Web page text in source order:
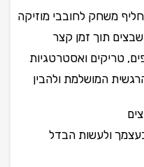
משחק לחובבי מוזיקה
תוך זמן קצר
טריקים ואסטרטגיות
המושלמת ולהבין
ולעשות הבדל